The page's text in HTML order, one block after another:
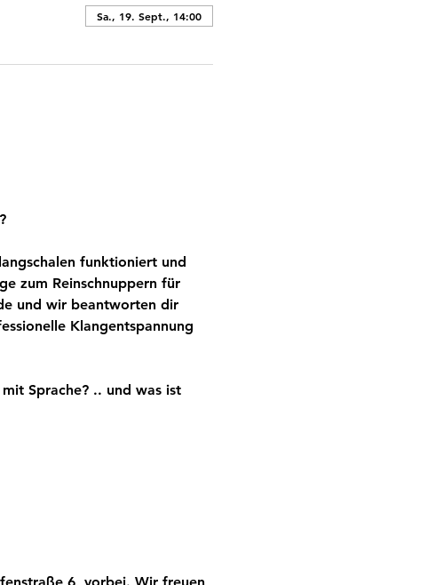
Sa., 19. Sept., 14:00
funktioniert und
zum Reinschnuppern für
und wir beantworten dir
Klangentspannung
Sprache? .. und was ist